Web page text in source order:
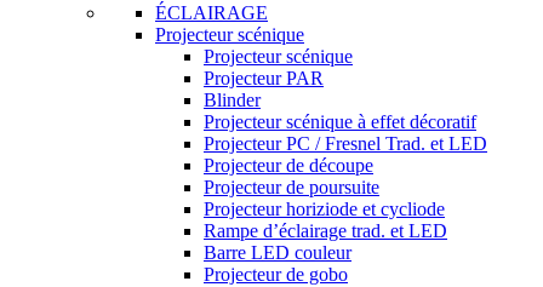
ÉCLAIRAGE
Projecteur scénique
Projecteur scénique
Projecteur PAR
Blinder
Projecteur scénique à effet décoratif
Projecteur PC / Fresnel Trad. et LED
Projecteur de découpe
Projecteur de poursuite
Projecteur horiziode et cycliode
Rampe d’éclairage trad. et LED
Barre LED couleur
Projecteur de gobo